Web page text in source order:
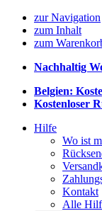
zur Navigation
zum Inhalt
zum
Nachhaltig
Belgien:
Kostenloser
Hilfe
Wo ist
Kontakt
Alle